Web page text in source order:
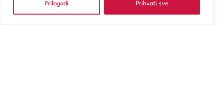
Prilagodi Prihvati sve
NARUČITE SE